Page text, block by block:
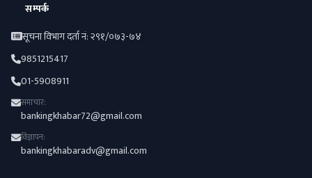
सम्पर्क
सूचना विभाग दर्ता नं: २९१/०७३-७४
9851215417
01-5908911
समाचार:
bankingkhabar72@gmail.com
विज्ञापन:
bankingkhabaradv@gmail.com